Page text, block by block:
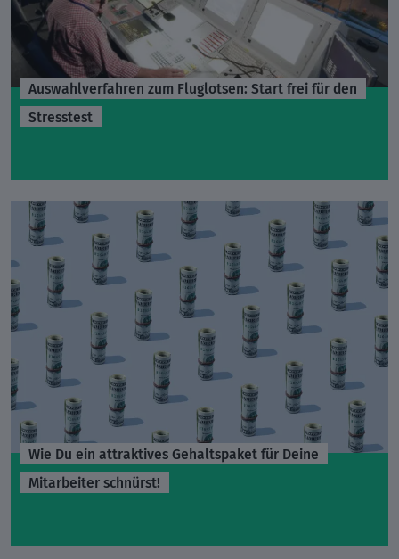
Auswahlverfahren zum Fluglotsen: Start frei für den
Stresstest
Wie Du ein attraktives Gehaltspaket für Deine
Mitarbeiter schnürst!